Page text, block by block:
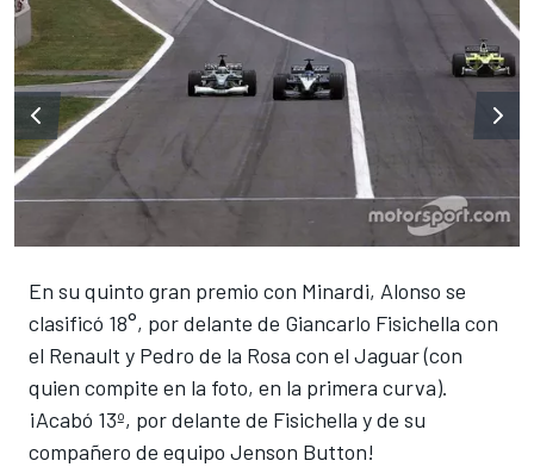
En su quinto gran premio con Minardi, Alonso se
clasificó 18°, por delante de Giancarlo Fisichella con
el Renault y Pedro de la Rosa con el Jaguar (con
quien compite en la foto, en la primera curva).
¡Acabó 13º, por delante de Fisichella y de su
compañero de equipo Jenson Button!